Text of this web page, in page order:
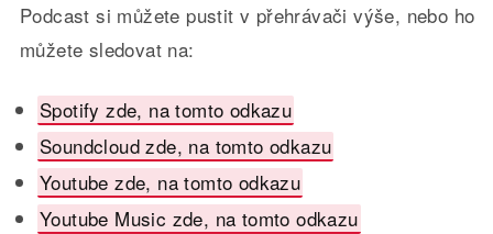
Podcast si můžete pustit v přehrávači výše, nebo ho
můžete sledovat na:
Spotify zde, na tomto odkazu
Soundcloud zde, na tomto odkazu
Youtube zde, na tomto odkazu
Youtube Music zde, na tomto odkazu